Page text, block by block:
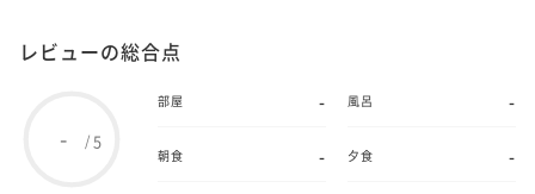
レビューの総合点
- /5
部屋 - 風呂 -
朝食 - 夕食 -